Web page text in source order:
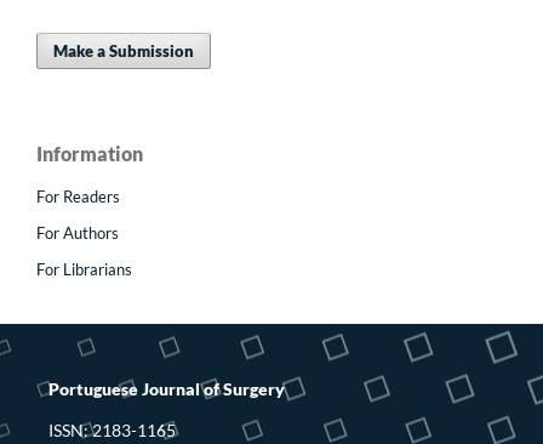
Make a Submission
Information
For Readers
For Authors
For Librarians
Portuguese Journal of Surgery
ISSN: 2183-1165